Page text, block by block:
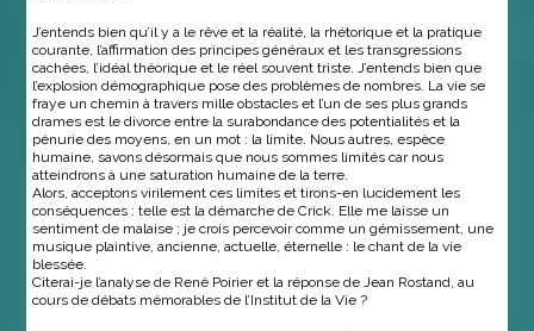
J’entends bien qu’il y a le rêve et la réalité, la rhétorique et la pratique
courante, l’affirmation des principes généraux et les transgressions
cachées, l’idéal théorique et le réel souvent triste. J’entends bien que
l’explosion démographique pose des problèmes de nombres. La vie se
fraye un chemin à travers mille obstacles et l’un de ses plus grands
drames est le divorce entre la surabondance des potentialités et la
pénurie des moyens, en un mot : la limite. Nous autres, espèce
humaine, savons désormais que nous sommes limités car nous
atteindrons à une saturation humaine de la terre.
Alors, acceptons virilement ces limites et tirons-en lucidement les
conséquences : telle est la démarche de Crick. Elle me laisse un
sentiment de malaise ; je crois percevoir comme un gémissement, une
musique plaintive, ancienne, actuelle, éternelle : le chant de la vie
blessée.
Citerai-je l’analyse de René Poirier et la réponse de Jean Rostand, au
cours de débats mémorables de l’Institut de la Vie ?